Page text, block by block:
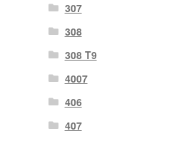
307
308
308 T9
4007
406
407